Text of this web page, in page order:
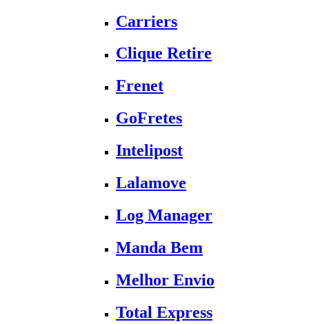
Carriers
Clique Retire
Frenet
GoFretes
Intelipost
Lalamove
Log Manager
Manda Bem
Melhor Envio
Total Express